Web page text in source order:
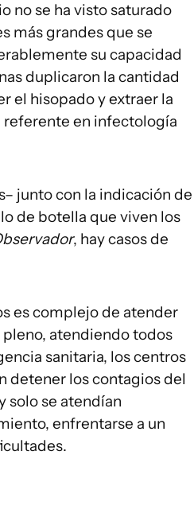
no se ha visto saturado
más grandes que se
su capacidad
duplicaron la cantidad
el hisopado y extraer la
referente en infectología
junto con la indicación de
de botella que viven los
, hay casos de
es complejo de atender
atendiendo todos
sanitaria, los centros
detener los contagios del
solo se atendían
enfrentarse a un